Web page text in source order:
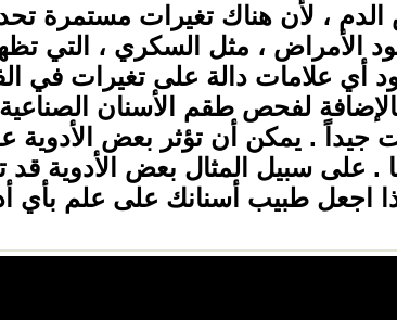
، لأن هناك تغيرات مستمرة
الأمراض ، مثل السكري ، التي
أي علامات دالة على تغيرات في
لفحص طقم الأسنان
جيداً . يمكن أن تؤثر بعض الأدوية
. على سبيل المثال بعض الأدوية قد
اجعل طبيب أسنانك على علم بأي